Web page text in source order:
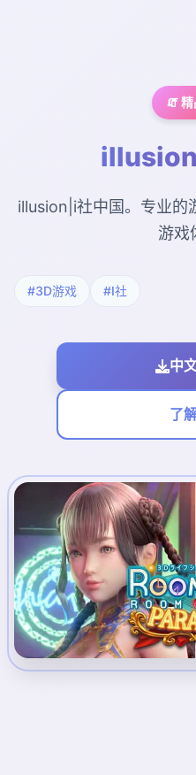
🧯
illusion|i社中国。专业的
游戏
#3D游戏 #I社
中
了